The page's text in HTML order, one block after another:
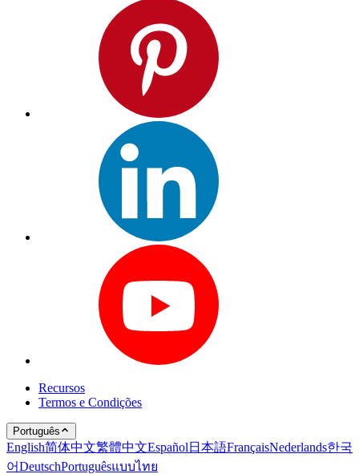
Recursos
Termos e Condições
Português
English简体中文繁體中文Español日本語FrançaisNederlands한국
어DeutschPortuguêsแบบไทย